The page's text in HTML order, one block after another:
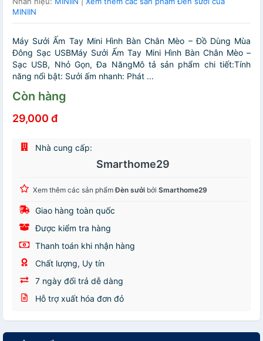
MINIIN
Máy Sưởi Ấm Tay Mini Hình Bàn Chân Mèo – Đồ Dùng Mùa
Đông Sạc USBMáy Sưởi Ấm Tay Mini Hình Bàn Chân Mèo –
Sạc USB, Nhỏ Gọn, Đa NăngMô tả sản phẩm chi tiết:Tính
năng nổi bật: Sưởi ấm nhanh: Phát ...
Còn hàng
29,000 đ
Nhà cung cấp:
Smarthome29
Xem thêm các sản phẩmĐèn sưởi bởi Smarthome29
Giao hàng toàn quốc
Được kiểm tra hàng
Thanh toán khi nhận hàng
Chất lượng, Uy tín
7 ngày đổi trả dễ dàng
Hỗ trợ xuất hóa đơn đỏ